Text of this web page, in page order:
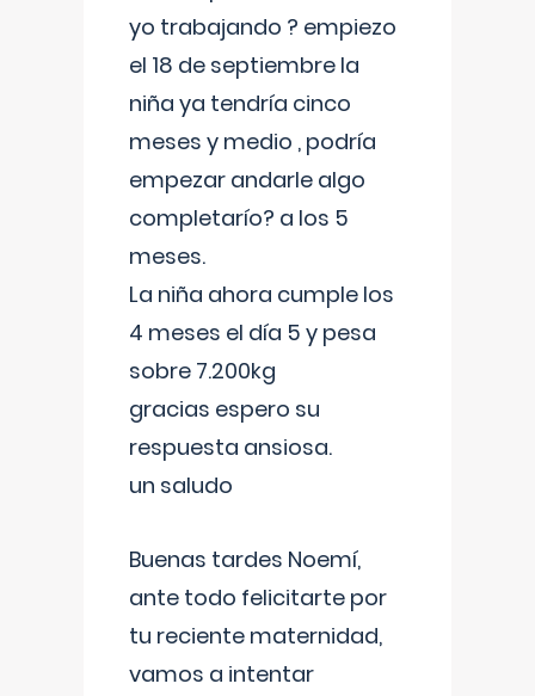
yo trabajando ? empiezo
el 18 de septiembre la
niña ya tendría cinco
meses y medio , podría
empezar andarle algo
completarío? a los 5
meses.
La niña ahora cumple los
4 meses el día 5 y pesa
sobre 7.200kg
gracias espero su
respuesta ansiosa.
un saludo
Buenas tardes Noemí,
ante todo felicitarte por
tu reciente maternidad,
vamos a intentar